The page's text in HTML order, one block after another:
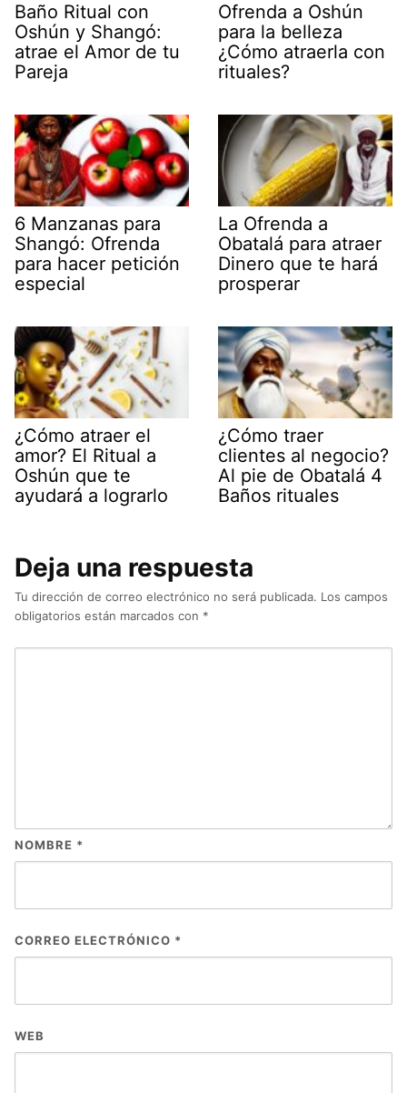
Baño Ritual con
Oshún y Shangó:
atrae el Amor de tu
Pareja
Ofrenda a Oshún
para la belleza
¿Cómo atraerla con
rituales?
6 Manzanas para
Shangó: Ofrenda
para hacer petición
especial
La Ofrenda a
Obatalá para atraer
Dinero que te hará
prosperar
¿Cómo atraer el
amor? El Ritual a
Oshún que te
ayudará a lograrlo
¿Cómo traer
clientes al negocio?
Al pie de Obatalá 4
Baños rituales
Deja una respuesta
Tu dirección de correo electrónico no será publicada. Los campos
obligatorios están marcados con *
NOMBRE *
CORREO ELECTRÓNICO *
WEB